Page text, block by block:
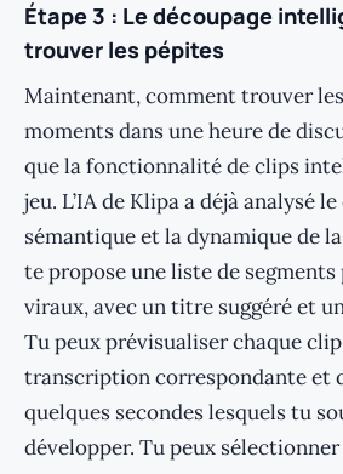
Étape 3 : Le découpage
trouver les pépites
Maintenant, comment trouver
moments dans une heure de
que la fonctionnalité de clips
jeu. L’IA de Klipa a déjà analysé
sémantique et la dynamique de
te propose une liste de
viraux, avec un titre suggéré et
Tu peux prévisualiser chaque
transcription correspondante et
quelques secondes lesquels tu
développer. Tu peux